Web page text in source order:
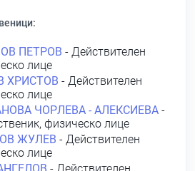
ПЕТРОВ - Действителен
лице
ХРИСТОВ - Действителен
лице
ЧОРЛЕВА - АЛЕКСИЕВА -
физическо лице
ЖУЛЕВ - Действителен
лице